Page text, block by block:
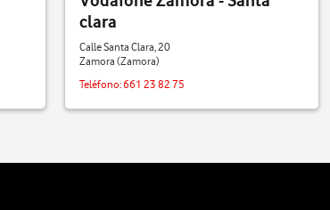
clara
Calle Santa Clara, 20
Zamora (Zamora)
Teléfono:661 23 82 75